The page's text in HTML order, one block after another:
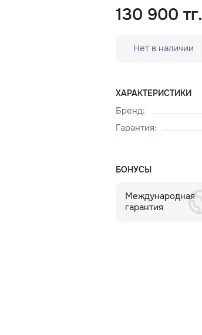
130 900 тг.
Нет в наличии
ХАРАКТЕРИСТИКИ
Бренд:
Гарантия:
БОНУСЫ
Международная
гарантия